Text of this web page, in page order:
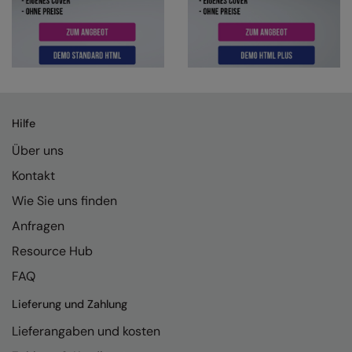
Colortone
Comfort Colors
Everyday Essentials
Finden & Hales
Flexfit by Yupoong
Front Row
Fruit of the Loom
Home & Living
Onna By Premier
Ralaflex
Russell Collection
Russell
SF
Tombo
Hilfe
Über uns
Kontakt
Wie Sie uns finden
Anfragen
Resource Hub
FAQ
Lieferung und Zahlung
Lieferangaben und kosten